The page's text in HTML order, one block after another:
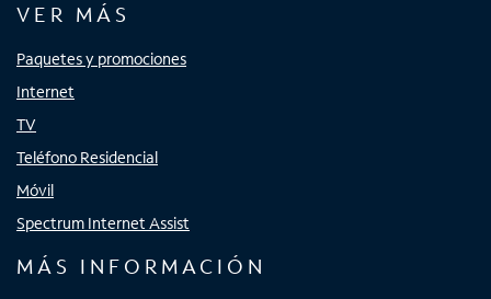
VER MÁS
Paquetes y promociones
Internet
TV
Teléfono Residencial
Móvil
Spectrum Internet Assist
MÁS INFORMACIÓN